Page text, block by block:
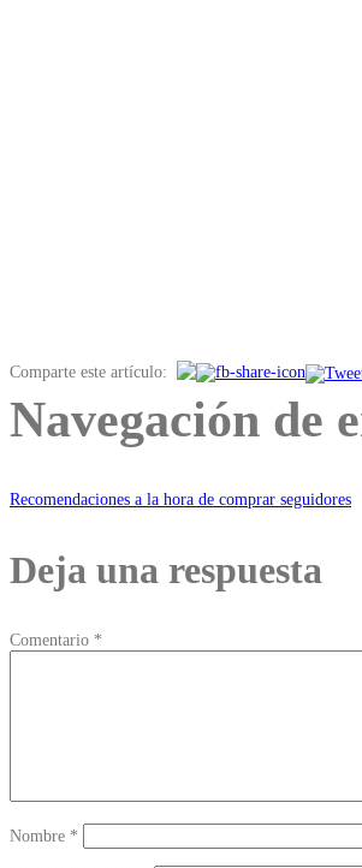
Comparte este artículo:
Navegación de
Recomendaciones a la hora de comprar seguidores
Deja una respuesta
Comentario *
Nombre *